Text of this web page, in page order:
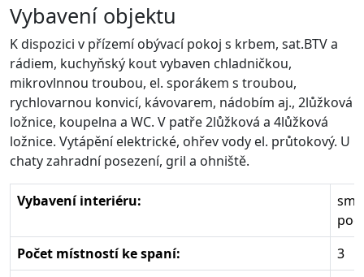
Vybavení objektu
K dispozici v přízemí obývací pokoj s krbem, sat.BTV a
rádiem, kuchyňský kout vybaven chladničkou,
mikrovlnnou troubou, el. sporákem s troubou,
rychlovarnou konvicí, kávovarem, nádobím aj., 2lůžková
ložnice, koupelna a WC. V patře 2lůžková a 4lůžková
ložnice. Vytápění elektrické, ohřev vody el. průtokový. U
chaty zahradní posezení, gril a ohniště.
Vybavení interiéru:
Počet místností ke spaní:
3